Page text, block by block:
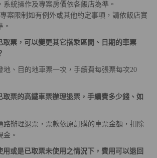
系統操作及專案房價依各飯店為準。
案限制如有例外或其他約定事項，請依飯店實
。
取票，可以變更其它搭乘區間、日期的車票
地、目的地車票一次，手續費每張票每次20
取票的高鐵車票辦理退票，手續費多少錢、如
路辦理退票，票款依原訂購的車票金額，扣除
金。
用或是已取票未使用之情況下，費用可以退回